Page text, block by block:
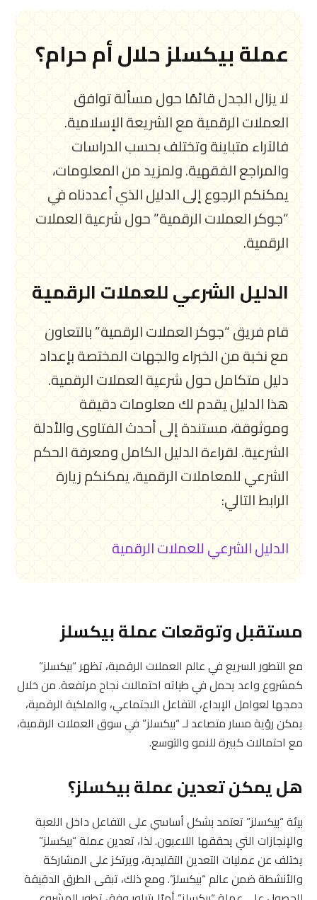
عملة بيكسلز حلال أم حرام؟
لا يزال الجدل قائمًا حول مسألة توافق
العملات الرقمية مع الشريعة الإسلامية.
فالآراء متباينة وتختلف بحسب الدراسات
والمراجع الفقهية. ولمزيد من المعلومات،
يمكنكم الرجوع إلى الدليل الذي أعددناه في
“جوكر العملات الرقمية” حول شرعية العملات
الرقمية.
الدليل الشرعي للعملات الرقمية
قام فريق “جوكر العملات الرقمية” بالتعاون
مع نخبة من الخبراء والجهات المختصة بإعداد
دليل متكامل حول شرعية العملات الرقمية.
هذا الدليل يقدم لك معلومات دقيقة
وموثوقة، مستندة إلى أحدث الفتاوى والأدلة
الشرعية. لقراءة الدليل الكامل ومعرفة الحكم
الشرعي للمعاملات الرقمية، يمكنكم زيارة
الرابط التالي:
الدليل الشرعي للعملات الرقمية
مستقبل وتوقعات عملة بيكسلز
مع التطور السريع في عالم العملات الرقمية، تظهر “بيكسلز”
كمشروع واعد يحمل في طياته احتمالات نجاح مرتفعة. من خلال
دمجها لعوامل الإبداع، التفاعل الاجتماعي، والملكية الرقمية،
يمكن رؤية مسار متصاعد لـ “بيكسلز” في سوق العملات الرقمية،
مع احتمالات كبيرة للنمو والتوسع.
هل يمكن تعدين عملة بيكسلز؟
بيئة “بيكسلز” تعتمد بشكل أساسي على التفاعل داخل اللعبة
والإنجازات التي يحققها اللاعبون. لذا، تعدين عملة “بيكسلز”
يختلف عن عمليات التعدين التقليدية، ويرتكز على المشاركة
والأنشطة ضمن عالم “بيكسلز”. ومع ذلك، تبقى الطرق الدقيقة